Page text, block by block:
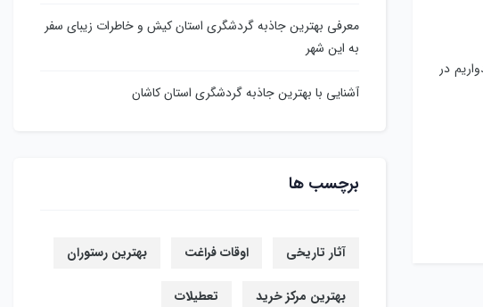
در
معرفی بهترین جاذبه گردشگری استان کیش و خاطرات زیبای سفر
به این شهر
آشنایی با بهترین جاذبه گردشگری استان کاشان
برچسب ها
آثار تاریخی اوقات فراغت بهترین رستوران
بهترین مرکز خرید تعطیلات